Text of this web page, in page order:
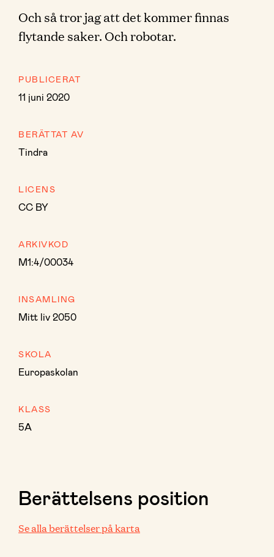
Och så tror jag att det kommer finnas
flytande saker. Och robotar.
PUBLICERAT
11 juni 2020
BERÄTTAT AV
Tindra
LICENS
CC BY
ARKIVKOD
M1:4/00034
INSAMLING
Mitt liv 2050
SKOLA
Europaskolan
KLASS
5A
Berättelsens position
Se alla berättelser på karta